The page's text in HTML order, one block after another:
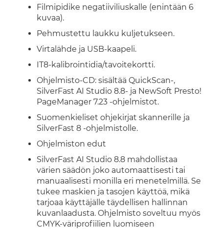
Filmipidike negatiiviliuskalle (enintään 6
kuvaa).
Pehmustettu laukku kuljetukseen.
Virtalähde ja USB-kaapeli.
IT8-kalibrointidia/tavoitekortti.
Ohjelmisto-CD: sisältää QuickScan-,
SilverFast AI Studio 8.8- ja NewSoft Presto!
PageManager 7.23 -ohjelmistot.
Suomenkieliset ohjekirjat skannerille ja
SilverFast 8 -ohjelmistolle.
Ohjelmiston edut
SilverFast AI Studio 8.8 mahdollistaa
värien säädön joko automaattisesti tai
manuaalisesti monilla eri menetelmillä. Se
tukee maskien ja tasojen käyttöä, mikä
tarjoaa käyttäjälle täydellisen hallinnan
kuvanlaadusta. Ohjelmisto soveltuu myös
CMYK-väriprofiilien luomiseen